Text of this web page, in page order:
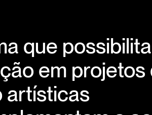
que
em projetos
artísticas